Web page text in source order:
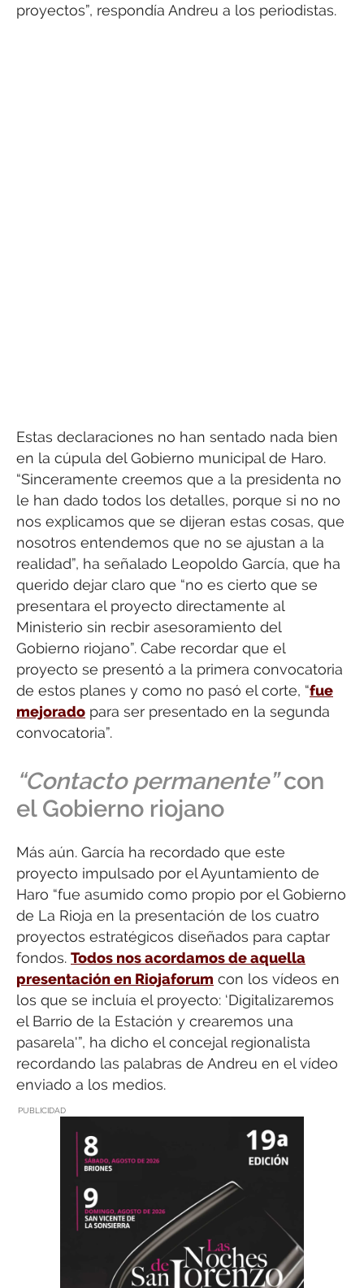
proyectos”, respondía Andreu a los periodistas.
Estas declaraciones no han sentado nada bien
en la cúpula del Gobierno municipal de Haro.
“Sinceramente creemos que a la presidenta no
le han dado todos los detalles, porque si no no
nos explicamos que se dijeran estas cosas, que
nosotros entendemos que no se ajustan a la
realidad”, ha señalado Leopoldo García, que ha
querido dejar claro que “no es cierto que se
presentara el proyecto directamente al
Ministerio sin recbir asesoramiento del
Gobierno riojano”. Cabe recordar que el
proyecto se presentó a la primera convocatoria
de estos planes y como no pasó el corte, “fue
mejorado para ser presentado en la segunda
convocatoria”.
“Contacto permanente”con
el Gobierno riojano
Más aún. García ha recordado que este
proyecto impulsado por el Ayuntamiento de
Haro “fue asumido como propio por el Gobierno
de La Rioja en la presentación de los cuatro
proyectos estratégicos diseñados para captar
fondos. Todos nos acordamos de aquella
presentación en Riojaforum con los vídeos en
los que se incluía el proyecto: ‘Digitalizaremos
el Barrio de la Estación y crearemos una
pasarela'”, ha dicho el concejal regionalista
recordando las palabras de Andreu en el vídeo
enviado a los medios.
PUBLICIDAD